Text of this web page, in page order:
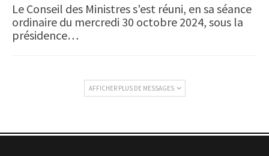
Le Conseil des Ministres s'est réuni, en sa séance
ordinaire du mercredi 30 octobre 2024, sous la
présidence…
AFFICHER PLUS DE MESSAGES